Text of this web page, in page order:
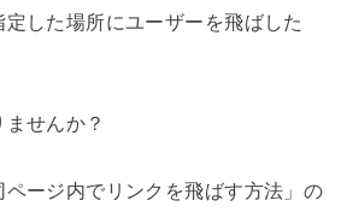
定した場所にユーザーを飛ばした
せんか？
ージ内でリンクを飛ばす方法」の